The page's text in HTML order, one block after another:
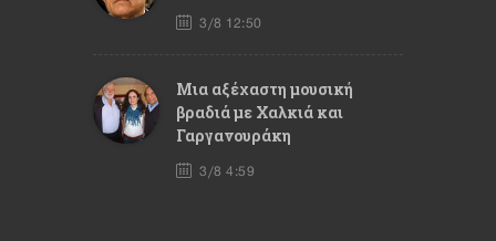
3/8 12:50
Mια αξέχαστη μουσική
βραδιά με Χαλκιά και
Γαργανουράκη
3/8 4:59